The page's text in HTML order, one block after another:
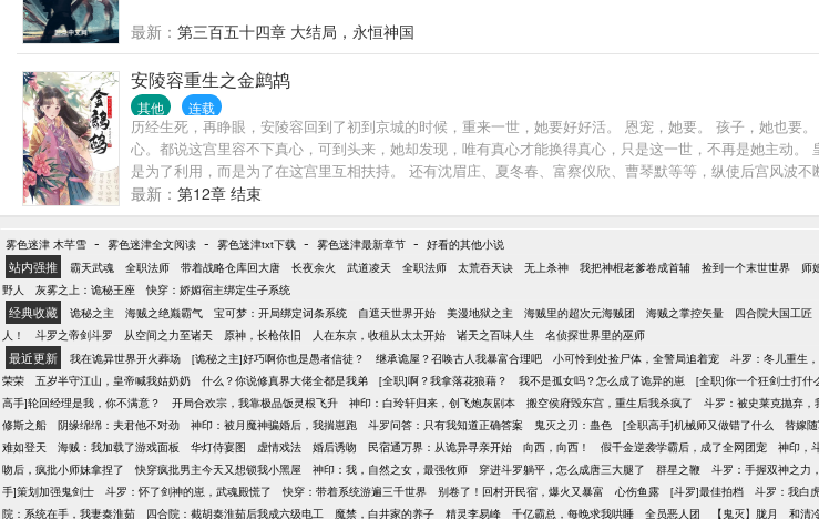
最新： 第三百五十四章 大结局，永恒神国
安陵容重生之金鹧鸪
其他 连载
历经生死，再睁眼，安陵容回到了初到京城的时候，重来一世，她要好好活。 恩宠，她要。 孩子，她也
心。都说这宫里容不下真心，可到头来，她却发现，唯有真心才能换得真心，只是这一世，不再是她主动
是为了利用，而是为了在这宫里互相扶持。 还有沈眉庄、夏冬春、富察仪欣、曹琴默等等，纵使后宫风波
剧情和个人理解，不喜勿入）
最新： 第12章 结束
雾色迷津 木芊雪 - 雾色迷津全文阅读 - 雾色迷津txt下载 - 雾色迷津最新章节 - 好看的其他小说
站内强推 霸天武魂 全职法师 带着战略仓库回大唐 长夜余火 武道凌天 全职法师 太荒吞天诀 无上杀神 我把神棍老爹卷成首辅 捡到一个末世世界 师
野人
灰雾之上：诡秘王座 快穿：娇媚宿主绑定生子系统
经典收藏 诡秘之主 海贼之绝巅霸气 宝可梦：开局绑定词条系统 自遮天世界开始 美漫地狱之主 海贼里的超次元海贼团 海贼之掌控矢量 四合院大国工匠
人！
斗罗之帝剑斗罗 从空间之力至诸天 原神，长枪依旧 人在东京，收租从太太开始 诸天之百味人生 名侦探世界里的巫师
最近更新 我在诡异世界开火葬场 [诡秘之主]好巧啊你也是愚者信徒？ 继承诡屋？召唤古人我暴富合理吧 小可怜到处捡尸体，全警局追着宠 斗罗：冬儿重生
荣荣
五岁半守江山，皇帝喊我姑奶奶 什么？你说修真界大佬全都是我弟 [全职]啊？我拿落花狼藉？ 我不是孤女吗？怎么成了诡异的崽 [全职]你一个狂剑士打什
高手]轮回经理是我，你不满意？
开局合欢宗，我靠极品饭灵根飞升 神印：白玲轩归来，创飞炮灰剧本 搬空侯府毁东宫，重生后我杀疯了 斗罗：被史莱克抛弃，
修斯之船
阴缘绵绵：夫君他不对劲 神印：被月魔神骗婚后，我揣崽跑 斗罗问答：只有我知道正确答案 鬼灭之刃：蛊色 [全职高手]机械师又做错了什么 替嫁
难如登天
海贼：我加载了游戏面板 华灯侍宴图 虚情戏法 婚后诱吻 民宿通万界：从诡异寻亲开始 向西，向西！ 假千金逆袭学霸后，成了全网团宠 神印，
吻后，疯批小师妹拿捏了
快穿疯批男主今天又想锁我小黑屋 神印：我，自然之女，最强牧师 穿进斗罗躺平，怎么成唐三大腿了 群星之鞭 斗罗：手握双神之力
手]策划加强鬼剑士
斗罗：怀了剑神的崽，武魂殿慌了 快穿：带着系统游遍三千世界 别卷了！回村开民宿，爆火又暴富 心伤鱼露 [斗罗]最佳拍档 斗罗：我白
院：系统在手，我妻秦淮茹
四合院：截胡秦淮茹后我成六级电工 魔禁，白井家的养子 精灵李易峰 千亿霸总，每晚求我哄睡 全员恶人团 【鬼灭】胧月 和清